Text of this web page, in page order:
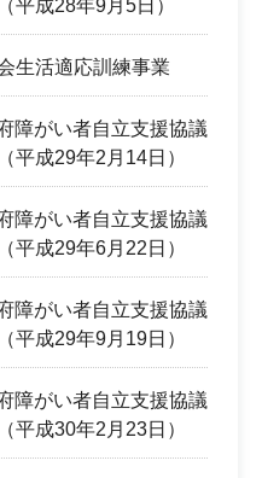
平成28年9月5日）
生活適応訓練事業
障がい者自立支援協議
平成29年2月14日）
障がい者自立支援協議
平成29年6月22日）
障がい者自立支援協議
平成29年9月19日）
障がい者自立支援協議
平成30年2月23日）